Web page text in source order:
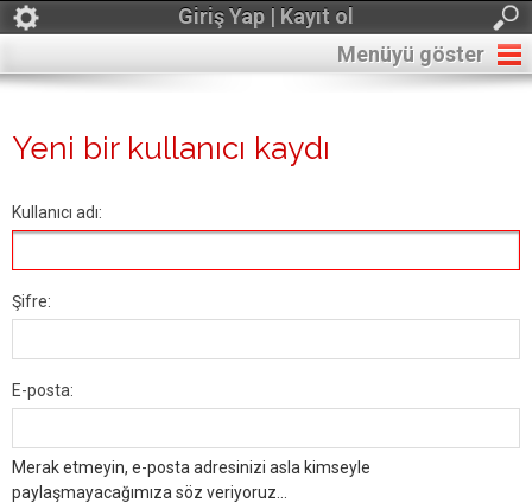
Giriş Yap | Kayıt ol
Menüyü göster
Yeni bir kullanıcı kaydı
Kullanıcı adı:
Şifre:
E-posta:
Merak etmeyin, e-posta adresinizi asla kimseyle
paylaşmayacağımıza söz veriyoruz...